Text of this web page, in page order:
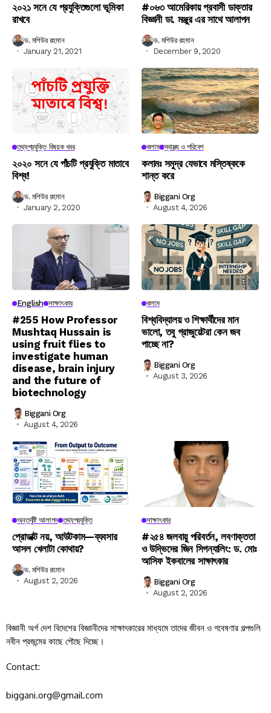
২০২১ সনে যে প্রযুক্তিগুলো ভূমিকা
রাখবে
ড. মশিউর রহমান
January 21, 2021
#০৬৩ আমেরিকায় প্রবাসী ডাক্তার
বিজ্ঞানী ডা. মঞ্জুর এর সাথে আলাপন
ড. মশিউর রহমান
December 9, 2020
তথ্যপ্রযুক্তি বিষয়ক খবর
২০২০ সনে যে পাঁচটি প্রযুক্তি মাতাবে
বিশ্ব!
ড. মশিউর রহমান
January 2, 2020
কলাম স্বাস্থ্য ও পরিবেশ
কলামঃ সমুদ্র যেভাবে মস্তিষ্ককে
শান্ত করে
Biggani Org
August 4, 2026
English সাক্ষাৎকার
#255 How Professor
Mushtaq Hussain is
using fruit flies to
investigate human
disease, brain injury
and the future of
biotechnology
Biggani Org
August 4, 2026
কলাম
বিশ্ববিদ্যালয় ও শিক্ষার্থীদের মান
ভালো, তবু গ্রাজুয়েটরা কেন জব
পাচ্ছে না?
Biggani Org
August 3, 2026
অন্তর্দৃষ্টি আলাপন তথ্যপ্রযুক্তি
প্রোডাক্ট নয়, আউটকাম—ব্যবসার
আসল খেলাটা কোথায়?
ড. মশিউর রহমান
August 2, 2026
সাক্ষাৎকার
#২৫৪ জলবায়ু পরিবর্তন, লবণাক্ততা
ও উদ্ভিদের জিন সিগন্যালিং: ড. মোঃ
আসিফ ইকবালের সাক্ষাৎকার
Biggani Org
August 2, 2026
বিজ্ঞানী অর্গ দেশ বিদেশের বিজ্ঞানীদের সাক্ষাৎকারের মাধ্যমে তাদের জীবন ও গবেষণার গল্পগুলি
নবীন প্রজন্মের কাছে পৌছে দিচ্ছে।
Contact:
biggani.org@gmail.com